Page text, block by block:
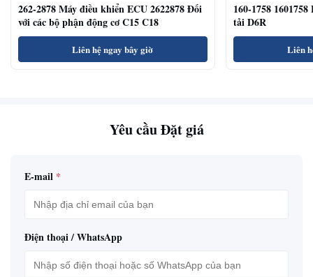
262-2878 Máy điều khiển ECU 2622878 Đối
với các bộ phận động cơ C15 C18
Liên hệ ngay bây giờ
160-1758
tải D6R
Liên
Yêu cầu Đặt giá
E-mail *
Điện thoại / WhatsApp